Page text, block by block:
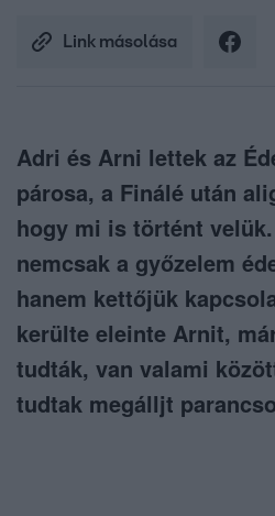
Link másolása
Adri és Arni lettek az
párosa, a Finálé után
hogy mi is történt
nemcsak a győzelem
hanem kettőjük
kerülte eleinte Arnit,
tudták, van valami
tudtak megálljt